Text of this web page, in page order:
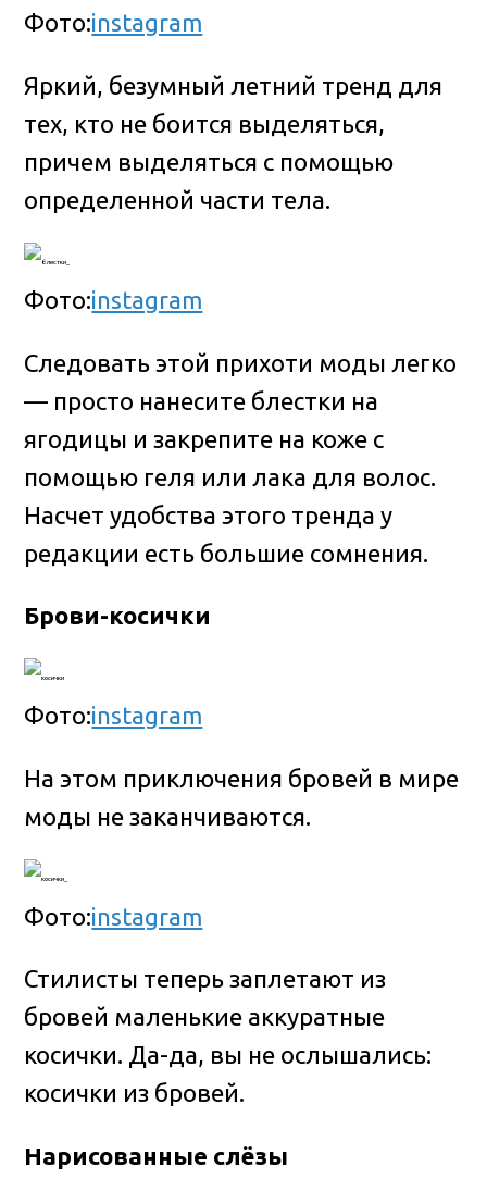
Фото:instagram
Яркий, безумный летний тренд для
тех, кто не боится выделяться,
причем выделяться с помощью
определенной части тела.
Фото:instagram
Следовать этой прихоти моды легко
— просто нанесите блестки на
ягодицы и закрепите на коже с
помощью геля или лака для волос.
Насчет удобства этого тренда у
редакции есть большие сомнения.
Брови-косички
Фото:instagram
На этом приключения бровей в мире
моды не заканчиваются.
Фото:instagram
Стилисты теперь заплетают из
бровей маленькие аккуратные
косички. Да-да, вы не ослышались:
косички из бровей.
Нарисованные слёзы